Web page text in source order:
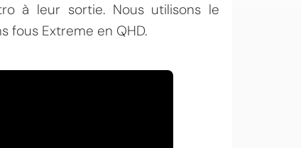
à leur sortie. Nous utilisons le
fous Extreme en QHD.